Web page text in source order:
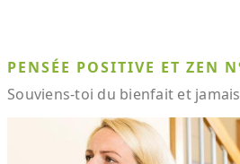
PENSÉE POSITIVE ET ZEN
Souviens-toi du bienfait et